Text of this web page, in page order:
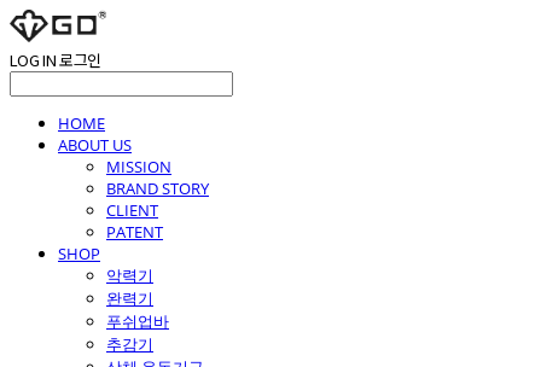
LOG IN로그인
HOME
ABOUT US
MISSION
BRAND STORY
CLIENT
PATENT
SHOP
악력기
완력기
푸쉬업바
추감기